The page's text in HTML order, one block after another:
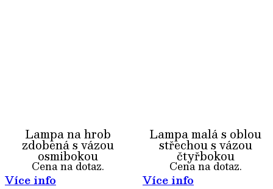
Lampa na hrob
zdobená s vázou
osmibokou
Cena na dotaz.
Více info
Lampa malá s oblou
střechou s vázou
čtyřbokou
Cena na dotaz.
Více info